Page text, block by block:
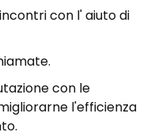
con l' aiuto di
con le
l'efficienza